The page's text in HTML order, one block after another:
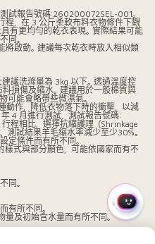
試報告號碼:260200072SEL-001。
程，在 3 公斤柔軟布料衣物條件下觀
有更均勻的乾衣表現。實際結果可能
同。
將啟動。建議每次乾衣時放入相似類
建議洗滌量為 3kg 以下。透過溫度控
損傷及縮水。建議用於一般棉質與
可能會略帶些微濕氣。
動作，降低衣物落下時的衝擊，以減
4 月進行測試，測試報告號碼:
程相比，選擇抗縮護理（Shrinkage
測試結果羊毛縮水率減少至少30%。
定條件而有所不同。
式與部分顏色，可能依國家而有不
同。
有所不同。
量及初始含水量而有所不同。
QUICK
MENU